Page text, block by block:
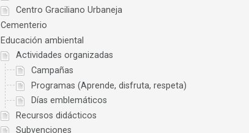
Centro Graciliano Urbaneja
Cementerio
Educación ambiental
Actividades organizadas
Campañas
Programas (Aprende, disfruta, respeta)
Días emblemáticos
Recursos didácticos
Subvenciones